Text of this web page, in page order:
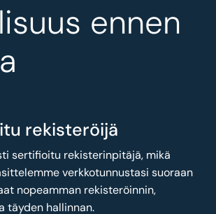
ennen
rekisteröijä
sertifioitu rekisterinpitäjä, mikä
verkkotunnustasi suoraan
nopeamman rekisteröinnin,
täyden hallinnan.